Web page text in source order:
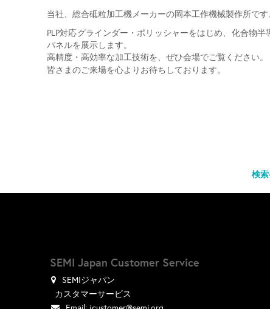
当社、総合砥粒加工機メーカーの岡本工作機械製作所で
PLP対応グラインダー・ポリッシャーをはじめ、化合物
パネルを展示します。
高精度・高効率な加工技術を、ぜひ会場でご覧ください。
皆さまのご来場を心よりお待ちしております。
検
SEMI Japan Customer Service
SEMIジャパン
カスタマーサービス